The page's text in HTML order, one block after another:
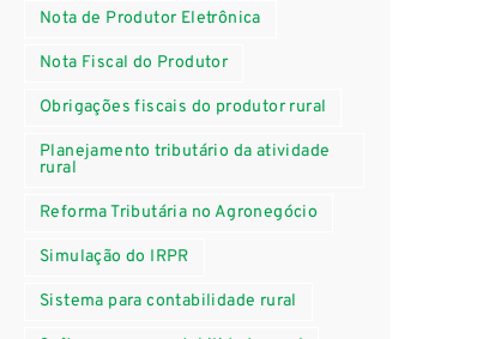
Nota de Produtor Eletrônica
Nota Fiscal do Produtor
Obrigações fiscais do produtor rural
Planejamento tributário da atividade
rural
Reforma Tributária no Agronegócio
Simulação do IRPR
Sistema para contabilidade rural